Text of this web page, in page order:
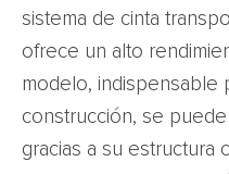
sistema de cinta
ofrece un alto
modelo, indispensable
construcción, se
gracias a su estructura